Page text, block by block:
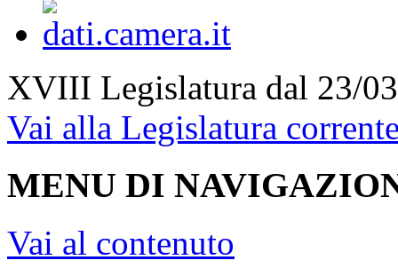
XVIII Legislatura dal 23/
Vai alla Legislatura
MENU DI
Vai al contenuto